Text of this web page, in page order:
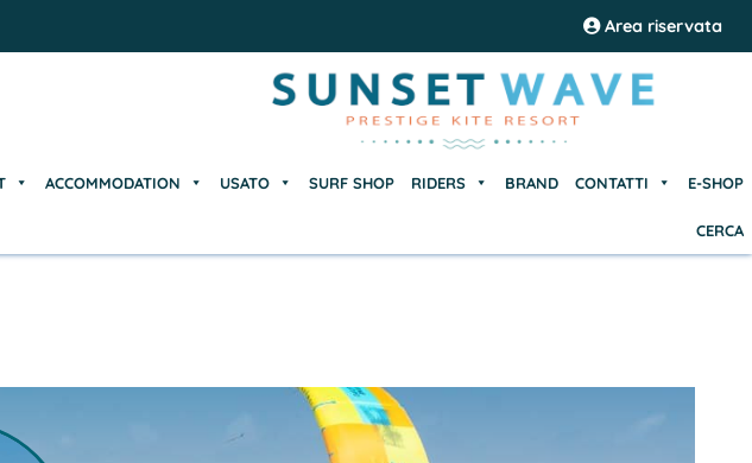
Area riservata
ACCOMMODATION USATO SURF SHOP RIDERS BRAND CONTATTI E-SHOP
CERCA